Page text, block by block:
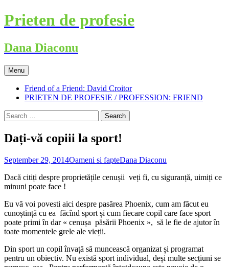
Skip
to
Prieten de profesie
Dana Diaconu
Menu
Friend of a Friend: David Croitor
PRIETEN DE PROFESIE / PROFESSION: FRIEND
Search
for:
Dați-vă copiii la sport!
September 29, 2014Oameni si fapteDana Diaconu
Dacă citiți despre proprietățile cenușii veți fi, cu siguranță, uimiți ce
minuni poate face !
Eu vă voi povesti aici despre pasărea Phoenix, cum am făcut eu
cunoștință cu ea făcînd sport și cum fiecare copil care face sport
poate primi în dar « cenușa păsării Phoenix », să le fie de ajutor în
toate momentele grele ale vieții.
Din sport un copil învață să muncească organizat și programat
pentru un obiectiv. Nu există sport individual, deși multe secțiuni se